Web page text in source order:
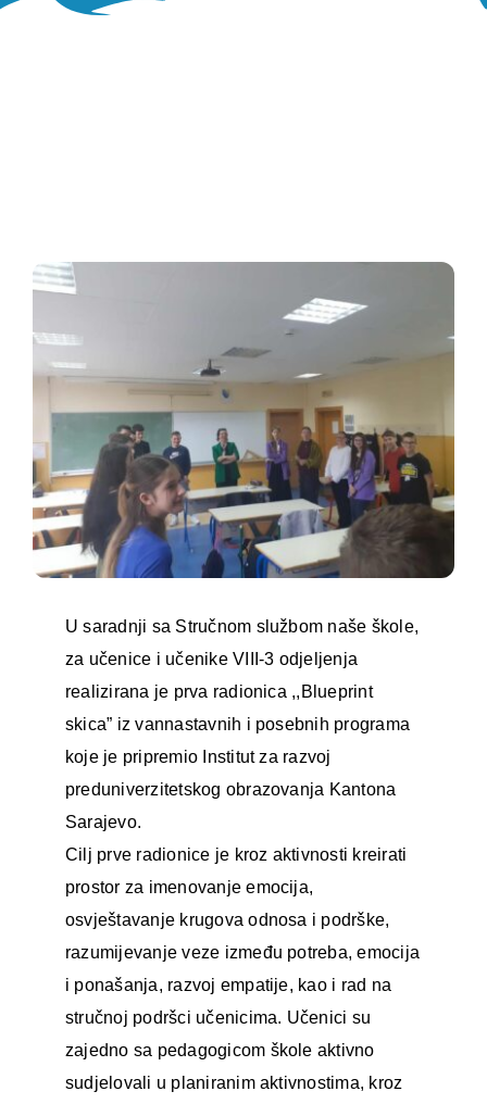
Oglasna ploča
U saradnji sa Stručnom službom naše škole,
za učenice i učenike VIII-3 odjeljenja
realizirana je prva radionica ,,Blueprint
skica” iz vannastavnih i posebnih programa
koje je pripremio Institut za razvoj
preduniverzitetskog obrazovanja Kantona
Sarajevo.
Cilj prve radionice je kroz aktivnosti kreirati
prostor za imenovanje emocija,
osvještavanje krugova odnosa i podrške,
razumijevanje veze između potreba, emocija
i ponašanja, razvoj empatije, kao i rad na
stručnoj podršci učenicima. Učenici su
zajedno sa pedagogicom škole aktivno
sudjelovali u planiranim aktivnostima, kroz